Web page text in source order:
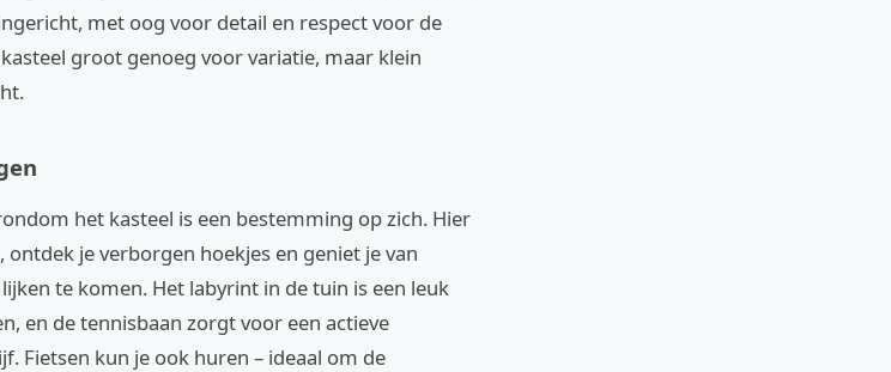
met oog voor detail en respect voor de
groot genoeg voor variatie, maar klein
het kasteel is een bestemming op zich. Hier
je verborgen hoekjes en geniet je van
te komen. Het labyrint in de tuin is een leuk
en de tennisbaan zorgt voor een actieve
Fietsen kun je ook huren – ideaal om de